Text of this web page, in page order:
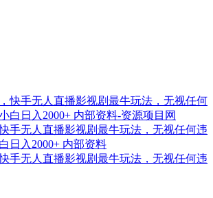
手无人直播影视剧最牛玩法，无视任何违
日入2000+ 内部资料
手无人直播影视剧最牛玩法，无视任何违